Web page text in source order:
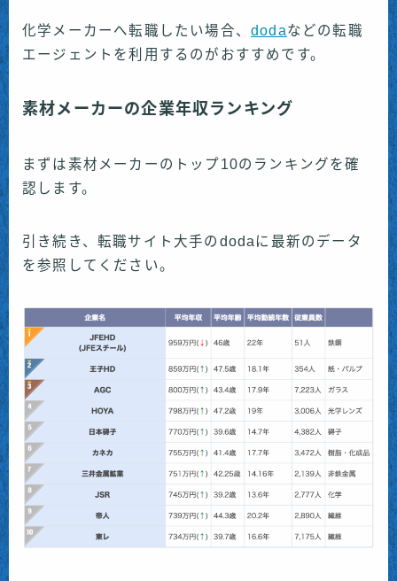
化学メーカーへ転職したい場合、 dodaなどの転職
エージェントを利用するのがおすすめです。
素材メーカーの企業年収ランキング
まずは素材メーカーのトップ10のランキングを確
認します。
引き続き、転職サイト大手のdodaに最新のデータ
を参照してください。